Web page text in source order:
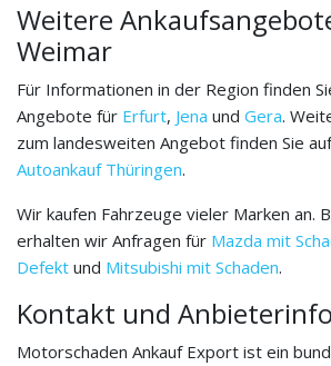
Weitere
Weimar
Für Informationen in der Region finden
Angebote für Erfurt, Jena und Gera.
zum landesweiten Angebot finden Sie
Autoankauf Thüringen.
Wir kaufen Fahrzeuge vieler Marken an.
erhalten wir Anfragen für Mazda mit
Defekt und Mitsubishi mit Schaden.
Kontakt und
Motorschaden Ankauf Export ist ein